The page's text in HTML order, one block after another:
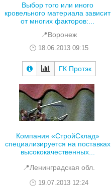
Выбор того или иного
кровельного материала зависит
от многих факторов:...
📍Воронеж
18.06.2013 09:15
ГК Протэк
Компания «СтройСклад»
специализируется на поставках
высококачественных...
📍Ленинградская обл.
19.07.2013 12:24